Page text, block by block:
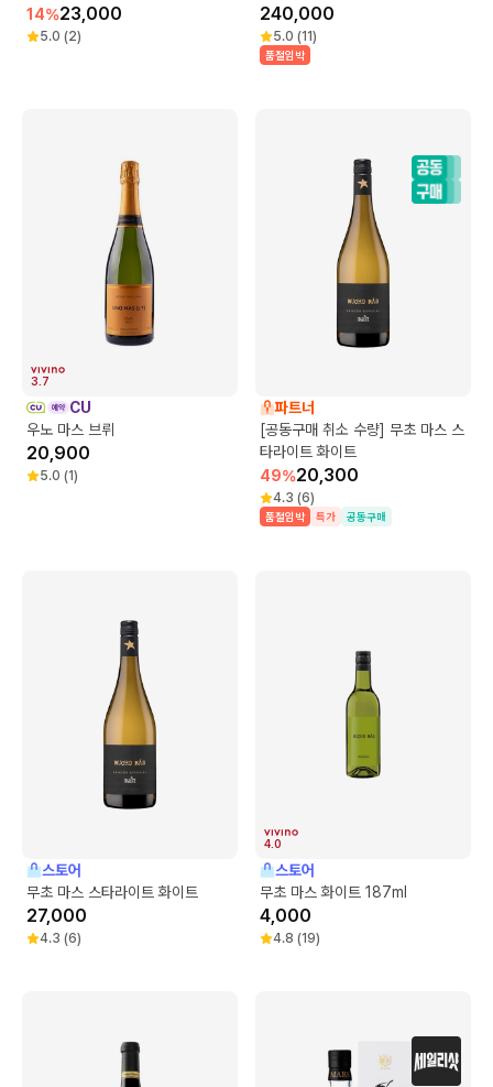
14%23,000
5.0 (2)
240,000
5.0 (11)
품절임박
3.7
CU
우노 마스 브뤼
20,900
5.0 (1)
파트너
[공동구매 취소 수량] 무초 마스 스
타라이트 화이트
49%20,300
4.3 (6)
품절임박 특가 공동구매
스토어
무초 마스 스타라이트 화이트
27,000
4.3 (6)
4.0
스토어
무초 마스 화이트 187ml
4,000
4.8 (19)